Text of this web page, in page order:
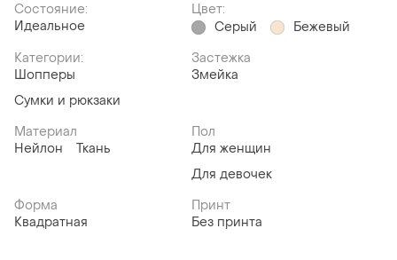
Состояние:
Идеальное
Цвет:
Серый
Бежевый
Категории:
Шопперы
Сумки и рюкзаки
Застежка
Змейка
Материал
Нейлон
Ткань
Пол
Для женщин
Для девочек
Форма
Квадратная
Принт
Без принта